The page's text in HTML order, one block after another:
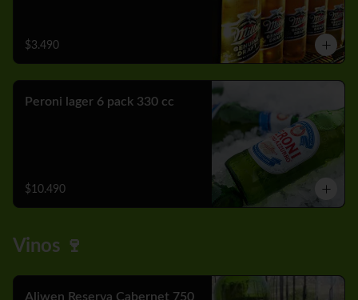
$3.490
Peroni lager 6 pack 330 cc
$10.490
Vinos 🍷
Aliwen Reserva Cabernet 750